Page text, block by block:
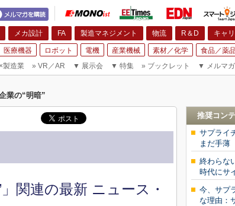
メカ設計 FA 製造マネジメント 物流 R＆D キャ
医療機器 ロボット 電機 産業機械 素材／化学 食品／薬
製造業 » VR／AR ▼ 展示会 ▼ 特集 » ブックレット ▼ メルマガ
業の“明暗”
関連の最新 ニュース・
推奨コン
サプライ
まだ手薄
終わらな
時代にサ
今、サプ
な理由：